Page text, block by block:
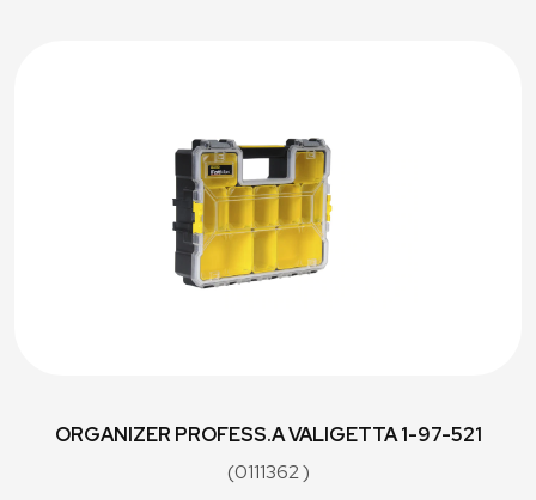
ORGANIZER PROFESS.A VALIGETTA 1-97-521
(0111362 )